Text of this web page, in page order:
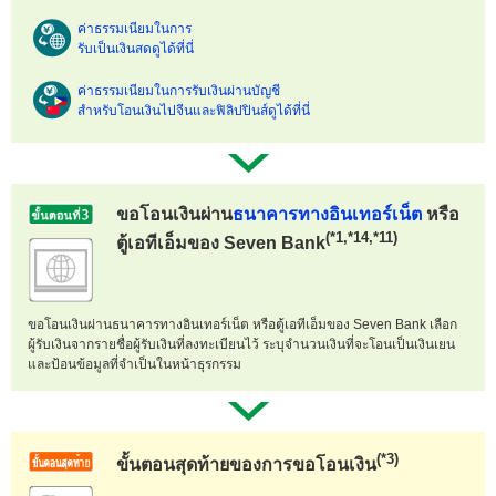
ค่าธรรมเนียมในการ
รับเป็นเงินสดดูได้ที่นี่
ค่าธรรมเนียมในการรับเงินผ่านบัญชี
สำหรับโอนเงินไปจีนและฟิลิปปินส์ดูได้ที่นี่
ขอโอนเงินผ่านธนาคารทางอินเทอร์เน็ต หรือ
ตู้เอทีเอ็มของ Seven Bank(*1,*14,*11)
ขอโอนเงินผ่านธนาคารทางอินเทอร์เน็ต หรือตู้เอทีเอ็มของ Seven Bank เลือก
ผู้รับเงินจากรายชื่อผู้รับเงินที่ลงทะเบียนไว้ ระบุจำนวนเงินที่จะโอนเป็นเงินเยน
และป้อนข้อมูลที่จำเป็นในหน้าธุรกรรม
ขั้นตอนสุดท้ายของการขอโอนเงิน(*3)